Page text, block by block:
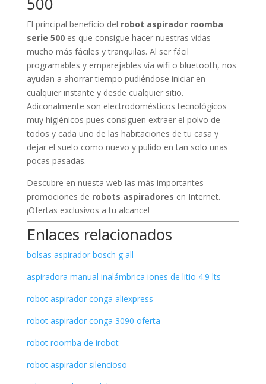
El principal beneficio del robot aspirador roomba
serie 500es que consigue hacer nuestras vidas
mucho más fáciles y tranquilas. Al ser fácil
programables y emparejables vía wifi o bluetooth, nos
ayudan a ahorrar tiempo pudiéndose iniciar en
cualquier instante y desde cualquier sitio.
Adiconalmente son electrodomésticos tecnológicos
muy higiénicos pues consiguen extraer el polvo de
todos y cada uno de las habitaciones de tu casa y
dejar el suelo como nuevo y pulido en tan solo unas
pocas pasadas.
Descubre en nuesta web las más importantes
promociones de robots aspiradores en Internet.
¡Ofertas exclusivos a tu alcance!
Enlaces relacionados
bolsas aspirador bosch g all
aspiradora manual inalámbrica iones de litio 4.9 lts
robot aspirador conga aliexpress
robot aspirador conga 3090 oferta
robot roomba de irobot
robot aspirador silencioso